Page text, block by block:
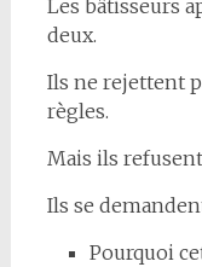
Les bâtisseurs
deux.
Ils ne rejettent
règles.
Mais ils
Ils se
Pourquoi